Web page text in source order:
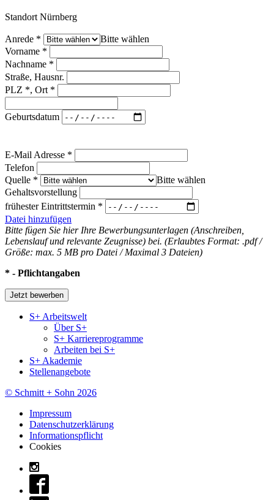
Standort Nürnberg
Anrede *
Bitte wählen
Vorname *
Nachname *
Straße, Hausnr.
PLZ *, Ort *
Geburtsdatum
E-Mail Adresse *
Telefon
Quelle *
Bitte wählen
Gehaltsvorstellung
frühester Eintrittstermin *
Datei hinzufügen
Bitte fügen Sie hier Ihre Bewerbungsunterlagen (Anschreiben,
Lebenslauf und relevante Zeugnisse) bei. (Erlaubtes Format: .pdf /
Größe: max. 5 MB pro Datei / Maximal 3 Dateien)
* - Pflichtangaben
S+ Arbeitswelt
Über S+
S+ Karriereprogramme
Arbeiten bei S+
S+ Akademie
Stellenangebote
© Schmitt + Sohn 2026
Impressum
Datenschutzerklärung
Informationspflicht
Cookies